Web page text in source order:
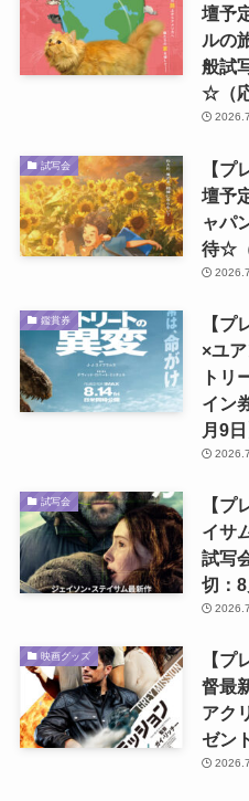
壇予
ルの
般試
☆（
試写会
【プ
壇予
ャパ
待☆
鑑賞券
【プ
×ユ
トリ
イン
月9日
試写会
【プ
イサ
試写
切：8
映画グッズ
【プ
督最
アク
ゼン